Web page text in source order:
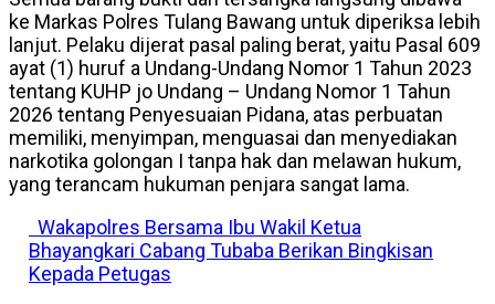
ke Markas Polres Tulang Bawang untuk diperiksa lebih
lanjut. Pelaku dijerat pasal paling berat, yaitu Pasal 609
ayat (1) huruf a Undang-Undang Nomor 1 Tahun 2023
tentang KUHP jo Undang – Undang Nomor 1 Tahun
2026 tentang Penyesuaian Pidana, atas perbuatan
memiliki, menyimpan, menguasai dan menyediakan
narkotika golongan I tanpa hak dan melawan hukum,
yang terancam hukuman penjara sangat lama.
Wakapolres Bersama Ibu Wakil Ketua
Bhayangkari Cabang Tubaba Berikan Bingkisan
Kepada Petugas